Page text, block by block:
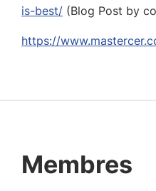
is-best/ (Blog Post by
https://
Membres